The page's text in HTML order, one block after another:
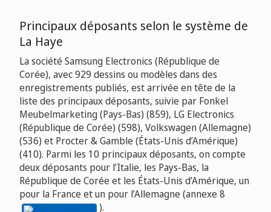
Principaux déposants selon le système de
La Haye
La société Samsung Electronics (République de
Corée), avec 929 dessins ou modèles dans des
enregistrements publiés, est arrivée en tête de la
liste des principaux déposants, suivie par Fonkel
Meubelmarketing (Pays-Bas) (859), LG Electronics
(République de Corée) (598), Volkswagen (Allemagne)
(536) et Procter & Gamble (États-Unis d’Amérique)
(410). Parmi les 10 principaux déposants, on compte
deux déposants pour l’Italie, les Pays-Bas, la
République de Corée et les États-Unis d’Amérique, un
pour la France et un pour l’Allemagne (annexe 8
).